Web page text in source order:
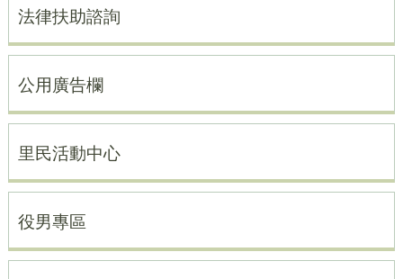
法律扶助諮詢
公用廣告欄
里民活動中心
役男專區